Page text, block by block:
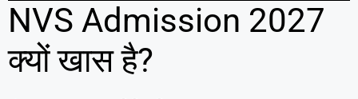
NVS Admission 2027
क्यों खास है?